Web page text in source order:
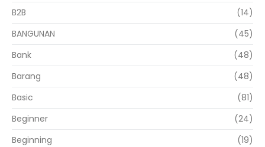
B2B
(14)
BANGUNAN
(45)
Bank
(48)
Barang
(48)
Basic
(81)
Beginner
(24)
Beginning
(19)